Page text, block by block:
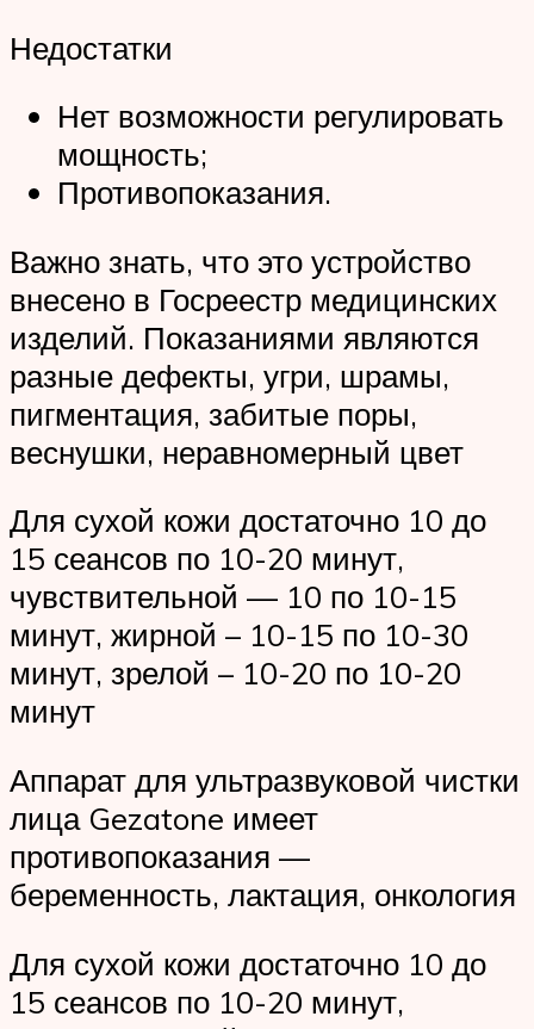
Недостатки
Нет возможности регулировать
мощность;
Противопоказания.
Важно знать, что это устройство
внесено в Госреестр медицинских
изделий. Показаниями являются
разные дефекты, угри, шрамы,
пигментация, забитые поры,
веснушки, неравномерный цвет
Для сухой кожи достаточно 10 до
15 сеансов по 10-20 минут,
чувствительной — 10 по 10-15
минут, жирной – 10-15 по 10-30
минут, зрелой – 10-20 по 10-20
минут
Аппарат для ультразвуковой чистки
лица Gezatone имеет
противопоказания —
беременность, лактация, онкология
Для сухой кожи достаточно 10 до
15 сеансов по 10-20 минут,